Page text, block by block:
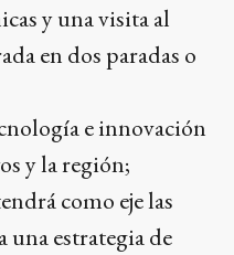
y una visita al
en dos paradas o
e innovación
y la región;
como eje las
una estrategia de